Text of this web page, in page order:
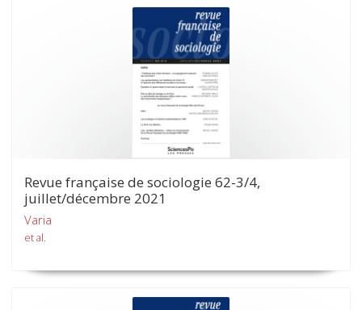
Revue française de sociologie 62-3/4,
juillet/décembre 2021
Varia
et al.